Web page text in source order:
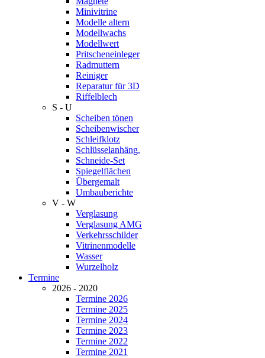
Minivitrine
Modelle altern
Modellwachs
Modellwert
Pritscheneinleger
Radmuttern
Reiniger
Reparatur für 3D
Riffelblech
S - U
Scheiben tönen
Scheibenwischer
Schleifklotz
Schlüsselanhäng.
Schneide-Set
Spiegelflächen
Übergemalt
Umbauberichte
V - W
Verglasung
Verglasung AMG
Verkehrsschilder
Vitrinenmodelle
Wasser
Wurzelholz
Termine
2026 - 2020
Termine 2026
Termine 2025
Termine 2024
Termine 2023
Termine 2022
Termine 2021